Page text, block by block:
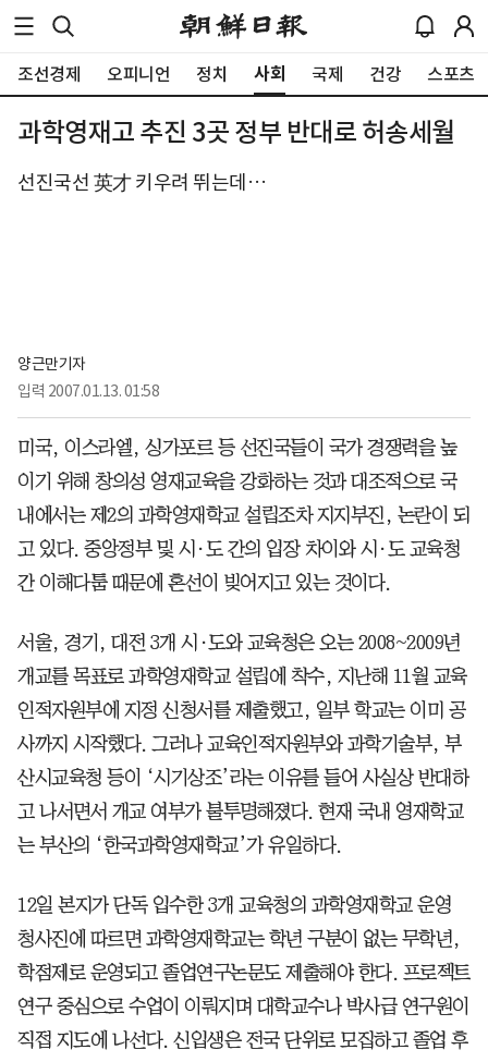
조선경제 오피니언 정치 사회 국제 건강 스포츠
과학영재고 추진 3곳 정부 반대로 허송세월
선진국선 英才 키우려 뛰는데…
양근만기자
입력 2007.01.13. 01:58
미국, 이스라엘, 싱가포르 등 선진국들이 국가 경쟁력을 높
이기 위해 창의성 영재교육을 강화하는 것과 대조적으로 국
내에서는 제2의 과학영재학교 설립조차 지지부진, 논란이 되
고 있다. 중앙정부 및 시·도 간의 입장 차이와 시·도 교육청
간 이해다툼 때문에 혼선이 빚어지고 있는 것이다.
서울, 경기, 대전 3개 시·도와 교육청은 오는 2008~2009년
개교를 목표로 과학영재학교 설립에 착수, 지난해 11월 교육
인적자원부에 지정 신청서를 제출했고, 일부 학교는 이미 공
사까지 시작했다. 그러나 교육인적자원부와 과학기술부, 부
산시교육청 등이 ‘시기상조’라는 이유를 들어 사실상 반대하
고 나서면서 개교 여부가 불투명해졌다. 현재 국내 영재학교
는 부산의 ‘한국과학영재학교’가 유일하다.
12일 본지가 단독 입수한 3개 교육청의 과학영재학교 운영
청사진에 따르면 과학영재학교는 학년 구분이 없는 무학년,
학점제로 운영되고 졸업연구논문도 제출해야 한다. 프로젝트
연구 중심으로 수업이 이뤄지며 대학교수나 박사급 연구원이
직접 지도에 나선다. 신입생은 전국 단위로 모집하고 졸업 후